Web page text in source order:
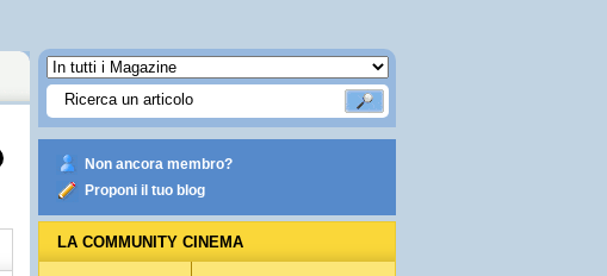
Non ancora membro?
Proponi il tuo blog
LA COMMUNITY CINEMA